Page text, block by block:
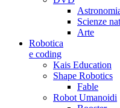
Scienze
Arte
Robotica
e coding
Kais Education
Shape Robotics
Fable
Robot Umanoidi